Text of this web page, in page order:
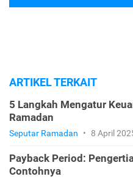
ARTIKEL TERKAIT
5 Langkah Mengatur
Ramadan
Seputar Ramadan • 8 April
Payback Period:
Contohnya